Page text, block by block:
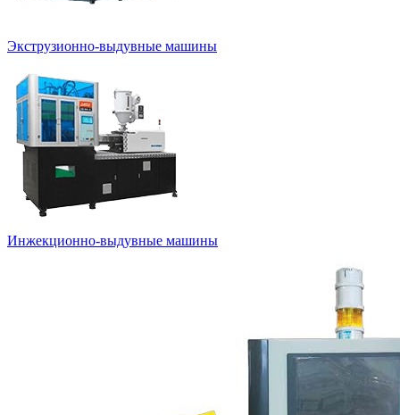
Экструзионно-выдувные машины
Инжекционно-выдувные машины